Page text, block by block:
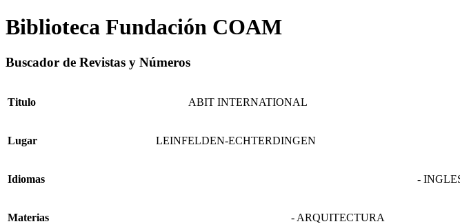
Biblioteca Fundación COAM
Buscador de Revistas y Números
Titulo ABIT INTERNATIONAL
Lugar LEINFELDEN-ECHTERDINGEN
Idiomas -
Materias - ARQUITECTURA